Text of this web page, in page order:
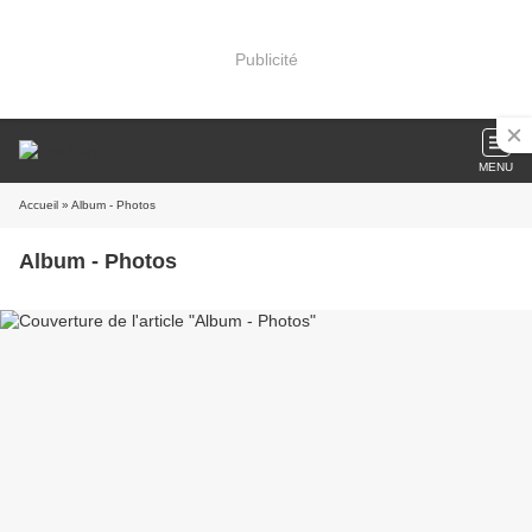
Publicité
MENU
Accueil » Album - Photos
Album - Photos